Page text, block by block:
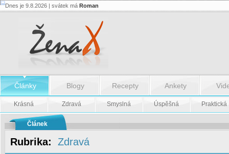
Hormony
Hormony
štěstí
a
nim
přijít?
Dnes je 9.8.2026 | svátek má Roman
Články Blogy Recepty Ankety
Krásná Zdravá Smyslná Úspěšná Praktická
Článek
Rubrika: Zdravá